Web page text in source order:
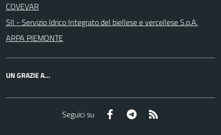
COVEVAR
SII - Servizio Idrico Integrato del biellese e vercellese S.p.A.
ARPA PIEMONTE
UN GRAZIE A...
Seguici su Facebook Telegram